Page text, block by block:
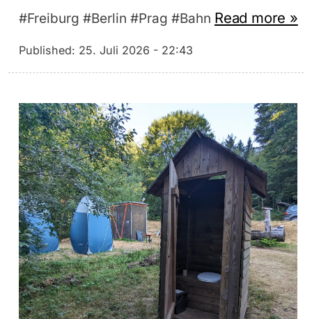
#Freiburg #Berlin #Prag #Bahn Read more »
Published: 25. Juli 2026 - 22:43